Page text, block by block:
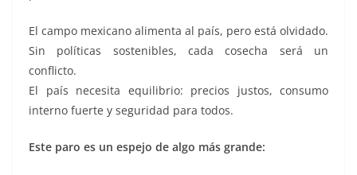
El campo mexicano alimenta al país, pero está olvidado.
Sin políticas sostenibles, cada cosecha será un
conflicto.
El país necesita equilibrio: precios justos, consumo
interno fuerte y seguridad para todos.
Este paro es un espejo de algo más grande: